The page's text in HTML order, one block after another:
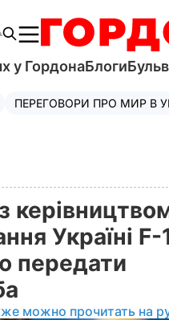
у ГордонаБлоги
ПЕРЕГОВОРИ ПРО МИР В
Україні F-
передати
можно прочитать на